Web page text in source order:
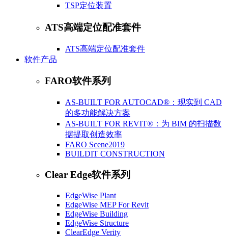
​TSP定位装置
ATS高端定位配准套件
ATS高端定位配准套件
软件产品
FARO软件系列
AS-BUILT FOR AUTOCAD®：现实到 CAD
的多功能解决方案
AS-BUILT FOR REVIT®：为 BIM 的扫描数
据提取创造效率
FARO Scene2019
BUILDIT CONSTRUCTION
Clear Edge软件系列
EdgeWise Plant
EdgeWise MEP For Revit
EdgeWise Building
EdgeWise Structure
ClearEdge Verity